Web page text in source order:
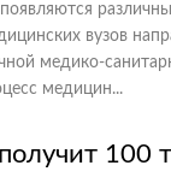
вузов
медико-
медицин...
100